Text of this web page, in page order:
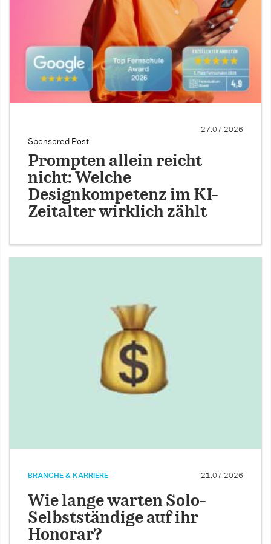
Sponsored Post
27.07.2026
Prompten allein reicht
nicht: Welche
Designkompetenz im KI-
Zeitalter wirklich zählt
BRANCHE & KARRIERE 21.07.2026
Wie lange warten Solo-
Selbstständige auf ihr
Honorar?